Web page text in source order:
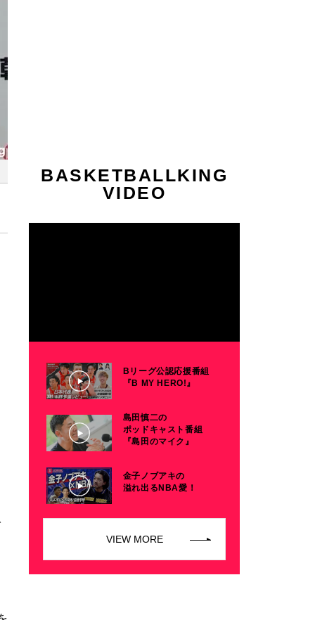
BASKETBALLKING
VIDEO
Bリーグ公認応援番組
『B MY HERO!』
島田慎二の
ポッドキャスト番組
『島田のマイク』
金子ノブアキの
溢れ出るNBA愛！
VIEW MORE